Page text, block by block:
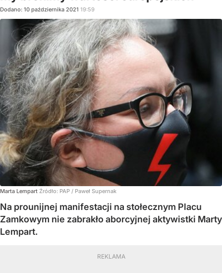
Dodano: 10 października 2021 19:59
Marta Lempart Źródło: PAP / Paweł Supernak
Na prounijnej manifestacji na stołecznym Placu
Zamkowym nie zabrakło aborcyjnej aktywistki Marty
Lempart.